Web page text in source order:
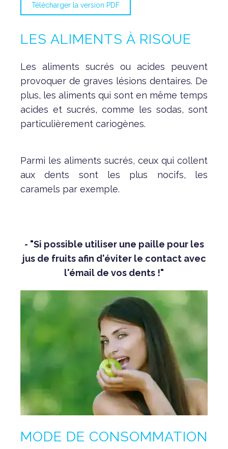
Télécharger la version PDF
LES ALIMENTS À RISQUE
Les aliments sucrés ou acides peuvent
provoquer de graves lésions dentaires. De
plus, les aliments qui sont en même temps
acides et sucrés, comme les sodas, sont
particulièrement cariogènes.
Parmi les aliments sucrés, ceux qui collent
aux dents sont les plus nocifs, les
caramels par exemple.
- "Si possible utiliser une paille pour les
jus de fruits afin d'éviter le contact avec
l'émail de vos dents !"
MODE DE CONSOMMATION